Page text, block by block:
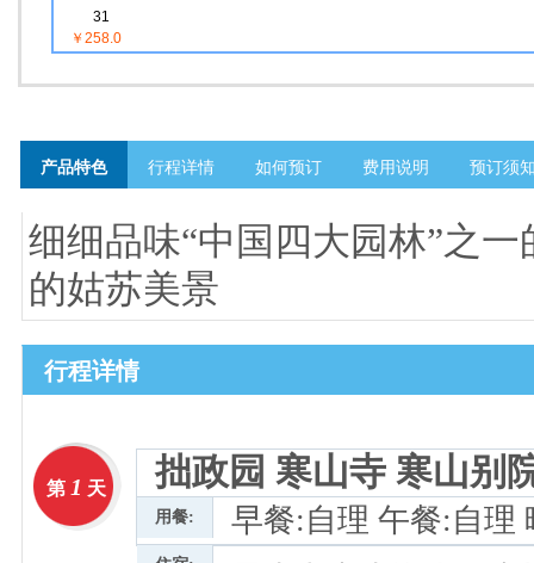
31
￥258.0
产品特色 行程详情 如何预订 费用说明 预订须
细细品味“中国四大园林”之
的姑苏美景
行程详情
第 1 天 拙政园 寒山寺 寒山别
用餐: 早餐:自理 午餐:自理